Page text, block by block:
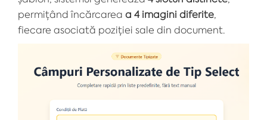
permițând încărcarea a 4 imagini diferite,
fiecare asociată poziției sale din document.